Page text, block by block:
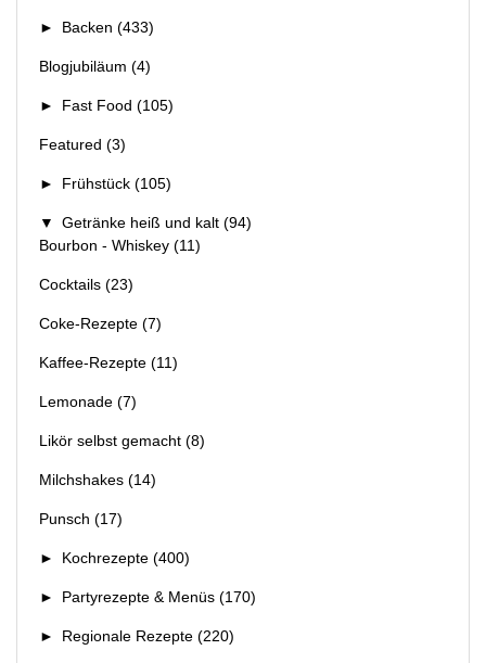
► Backen (433)
Blogjubiläum (4)
► Fast Food (105)
Featured (3)
► Frühstück (105)
▼ Getränke heiß und kalt (94)
Bourbon - Whiskey (11)
Cocktails (23)
Coke-Rezepte (7)
Kaffee-Rezepte (11)
Lemonade (7)
Likör selbst gemacht (8)
Milchshakes (14)
Punsch (17)
► Kochrezepte (400)
► Partyrezepte & Menüs (170)
► Regionale Rezepte (220)